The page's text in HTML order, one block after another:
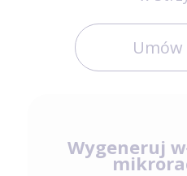
Wygeneruj